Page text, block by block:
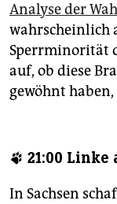
Analyse der
wahrscheinlich
Sperrminorität
auf, ob diese
gewöhnt
🐾 21:00
In Sachsen